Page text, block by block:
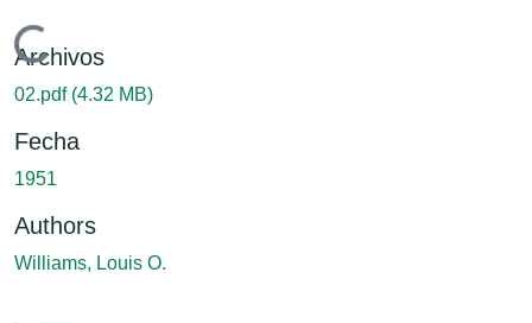
Cargando...
Archivos
02.pdf (4.32 MB)
Fecha
1951
Authors
Williams, Louis O.